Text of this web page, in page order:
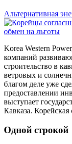
Альтернативная
Korea Western
компаний
строительство в
ветровых и
благом деле уже
предоставлении
выступает
Кавказа.
Одной строкой